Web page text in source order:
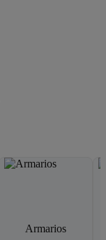
Armarios